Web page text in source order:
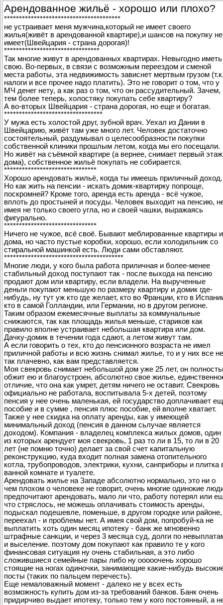
Арендованное жильё - хорошо или плохо?
***************************************
не устраивает меня мужчина,который не имеет своего
жилья(живёт в арендованной квартире),и шансов на покупку не
имеет(Швейцария - страна дорогая)!
********************************
Так многие живут в арендованных квартирах. Невыгодно иметь
свою. Во-первых, в связи с возможным переездом и сменой
места работы, эта недвижимость зависнет мертвым грузом
налоги и все прочее надо платить). Это не говорит о том, что у
МЧ денег нету, а как раз о том, что он рассудительный. Зачем,
тем более теперь, холостяку покупать себе квартиру?
А во-вторых Швейцария - страна дорогая, но еще и богатая.
*********************************
У мужа есть холостой друг, зубной врач. Уехал из Дании в
Швейцарию, живёт там уже много лет. Человек достаточно
состоятельный, раздумывал о целесообразности покупки
собственной клиники прошлым летом, когда мы его посещали.
Но живёт на съёмной квартире (а вернее, снимает первый этаж
дома), собственное жильё покупать не собирается.
*******************************
Хорошо арендовать жильё, когда ты имеешь приличный доход.
Но как жить на пенсии - искать домик-квартирку попроще,
поскромней? Кроме того, аренда есть аренда - всё чужое,
вплоть до простыней и посуды. Человек выходит на пенсию,
имея не только своего угла, но и своей чашки, выражаясь
фигурально.
*******************************
Ничего не чужое, всё своё. Бывают меблированные квартиры и
дома, но часто пустые коробки, хорошо, если холодильник со
стиральной машинкой есть. Люди сами обставляют.
****************************************
Многие люди, у кого была работа приличная и более-менее
стабильный доход поступают так - после выхода на пенсию
продают дом или квартиру, если владели. На вырученные
деньги покупают меньшую по размеру квартиру и домик где-
нибудь, ну тут уж кто где желает, кто во Франции, кто в
кто в самой Голландии, или Германии, но в другом регионе.
Таким образом ежемесячные выплаты за коммунальные
снижаются, так как площадь жилья меньше, стариков как
правило вполне устраивает небольшая квартира или дом.
Дачку-домик в течении года сдают, а летом живут там.
А если говорить о тех, кто до пенсионного возраста не имел
приличной работы и всю жизнь снимал жилье, то и у них все не
так плачевно, как вам представляется.
Моя свекровь снимает небольшой дом уже 25 лет, он
обжит ею и благоустроен, абсолютно свое жилье,
отличие, что она как умрет, детям ничего не оставит. Свекровь
официально не работала, воспитывала 5-х детей, поэтому
пенсия у нее очень маленькая, ей государство доплачивает
пособие и в сумме , пенсия плюс пособие, ей вполне хватает.
Также у нее скидка на оплату аренды, как у имеющей
минимальный доход (пенсия в данном сьлучае является
доходом). Компания - владелец комплекса жилых домов, один
из которых арендует моя свекровь, 1 раз то ли в 15, то ли в 20
лет (не помню точно) делает за свой счет капитальную
реконструкцию, куда входит полная замена отопительного
котла, трубопроводов, электрики, кухни, санприборы и плитка
ванной комнате и туалете.
Арендовать жилье на Западе абсолютно нормально, это ни о
чем плохом о человеке не говорит, очень многие одинокие
предпочитают арендовать, мало ли что, работу потерял или
что стряслось, не можешь оплачивать стоимость аренды,
подыскал подешевле, поменьше, в другом городке или районе,
переехал - и проблемы нет. А имея свой дом, попробуй-ка не
выплатить хоть один месяц ипотеку - банк же мгновенно
штрафные санкции, и через 3 месяца суд, долги по
и выселение. поэтому дом покупают как правило те у кого
финансовая ситуация ну очень стабильная, а это либо
сложившиеся семейные пары либо ну ооооочень хорошо
стоящие на ногах одиночки, занимающие какие-нибудь
посты (таких по пальцем перечесть).
Еще немаловажный момент - далеко не у всех есть
возможность купить дом из-за требований банков. Банк очень
придирчиво выдает ипотеку, только тем у кого постоянный, а